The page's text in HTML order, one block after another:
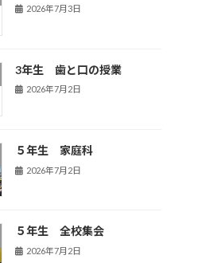
2026年7月3日
3年生 歯と口の授業
2026年7月2日
５年生 家庭科
2026年7月2日
５年生 全校集会
2026年7月2日